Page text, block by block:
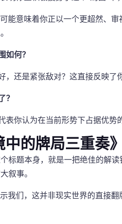
可能意味着你正以一个更超然、
如何？
，还是紧张敌对？这直接反映了
？
表你认为在当前形势下占据优势
中的牌局三重奏
标题本身，就是一把绝佳的解
叙事。
我们，这并非现实世界的直接